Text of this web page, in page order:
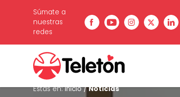
Súmate a
nuestras
redes
Estás en:Inicio/Noticias